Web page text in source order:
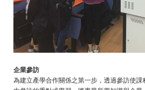
企業參訪
為建立產學合作關係之第一步，透過參訪使